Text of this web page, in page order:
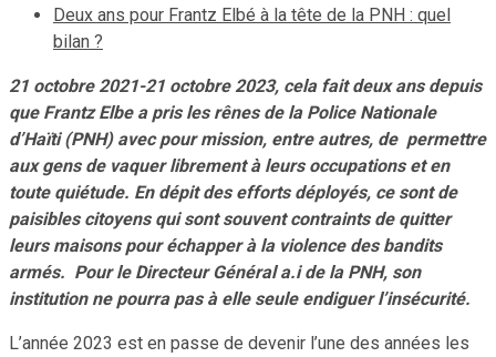
Deux ans pour Frantz Elbé à la tête de la PNH : quel
bilan ?
21 octobre 2021-21 octobre 2023, cela fait deux ans depuis
que Frantz Elbe a pris les rênes de la Police Nationale
d’Haïti (PNH) avec pour mission, entre autres, de permettre
aux gens de vaquer librement à leurs occupations et en
toute quiétude. En dépit des efforts déployés, ce sont de
paisibles citoyens qui sont souvent contraints de quitter
leurs maisons pour échapper à la violence des bandits
armés. Pour le Directeur Général a.i de la PNH, son
institution ne pourra pas à elle seule endiguer l’insécurité.
L’année 2023 est en passe de devenir l’une des années les